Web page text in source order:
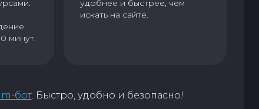
минут.
удобнее и быстрее, чем
искать на сайте.
бот. Быстро, удобно и безопасно!